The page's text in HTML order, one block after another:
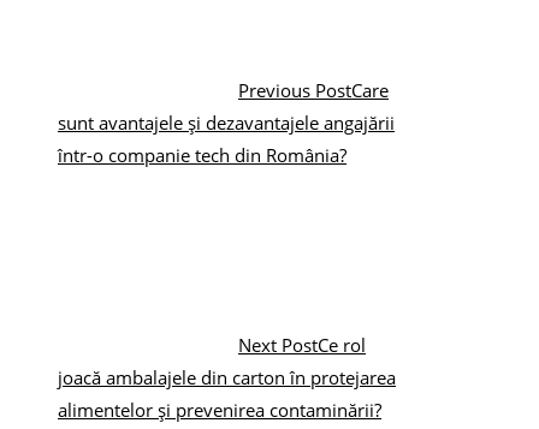
Previous PostCare
sunt avantajele și dezavantajele angajării
într-o companie tech din România?
Next PostCe rol
joacă ambalajele din carton în protejarea
alimentelor și prevenirea contaminării?